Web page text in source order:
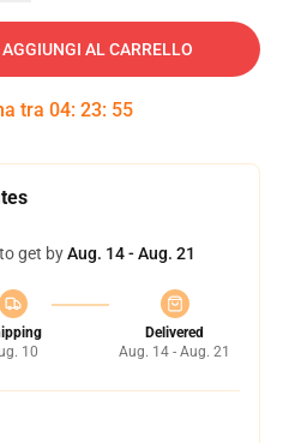
AGGIUNGI AL CARRELLO
tra 04: 23: 55
get byAug. 14 - Aug. 21
10
Delivered
Aug. 14 - Aug. 21